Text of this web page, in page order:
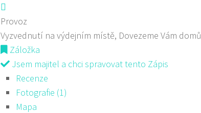
Provoz
Vyzvednutí na výdejním místě, Dovezeme Vám domů
Záložka
Jsem majitel a chci spravovat tento Zápis
Recenze
Fotografie (1)
Mapa